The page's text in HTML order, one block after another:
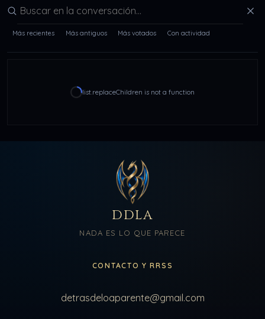
Buscar en la conversación
Más recientes Más antiguos Más votados Con actividad
list.replaceChildren is not a function
DDLA
NADA ES LO QUE PARECE
CONTACTO Y RRSS
detrasdeloaparente@gmail.com